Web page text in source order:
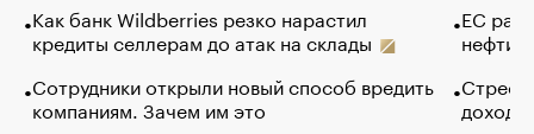
Как банк Wildberries резко нарастил
кредиты селлерам до атак на склады
Сотрудники открыли новый способ вредить
компаниям. Зачем им это
ЕС
нефти